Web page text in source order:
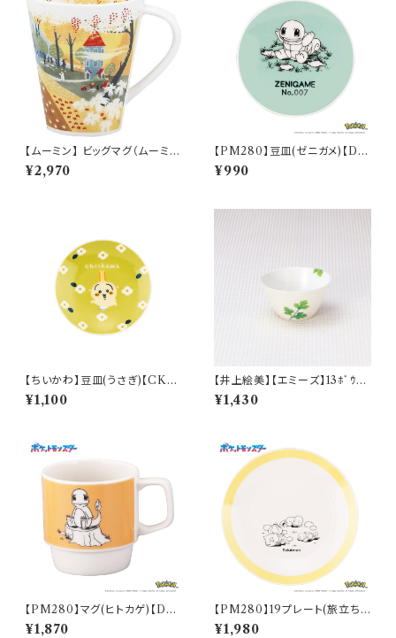
【ムーミン】 ビッグマグ（ムーミン
ハウス）【MM3200】MM3204
-35
¥2,970
【PM280】豆皿(ゼニガメ)【Dail
y Sketch】PM283-333
¥990
【ちいかわ】豆皿(うさぎ)【CKW
20】CKW23-333
¥1,100
【井上絵美】【エミーズ】13ﾎﾞｳﾙ
【パセリ】AM20-3-T46
¥1,430
【PM280】マグ(ヒトカゲ)【Dail
y Sketch】PM282-11
¥1,870
【PM280】19プレート(旅立ち)
【Daily Sketch】PM285-330
¥1,980